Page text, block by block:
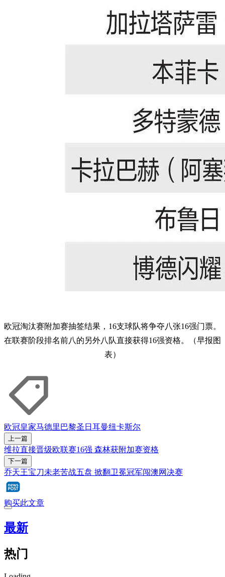
欧冠淘汰赛附加赛抽签结果，16支球队将争夺八张16强门票。
在联赛阶段排名前八的另外八队直接获得16强资格。（早报图
表）
欧冠皇家马德里 巴黎圣日耳曼纽卡斯尔
上一篇
维拉直接晋级欧联赛16强 森林获附加赛资格
下一篇
乔天王宝刀未老苦战五盘 掀翻卫冕冠军闯澳网决赛
购买此文章
最新
热门